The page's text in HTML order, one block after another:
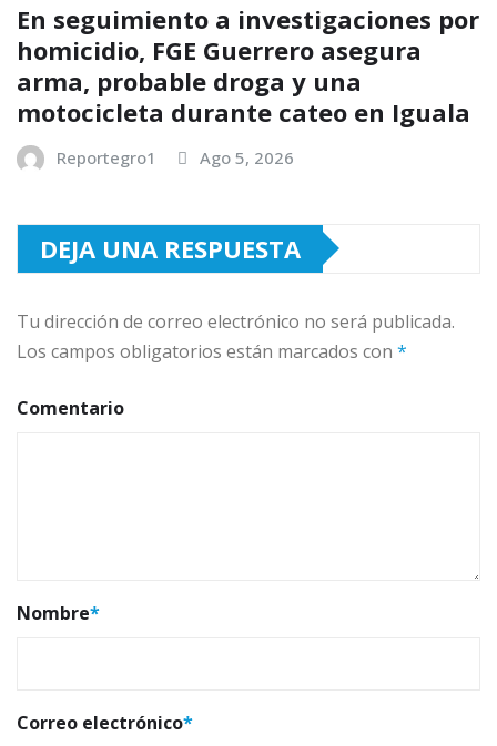
En seguimiento a investigaciones por
homicidio, FGE Guerrero asegura
arma, probable droga y una
motocicleta durante cateo en Iguala
Reportegro1 Ago 5, 2026
DEJA UNA RESPUESTA
Tu dirección de correo electrónico no será publicada.
Los campos obligatorios están marcados con *
Comentario
Nombre*
Correo electrónico*